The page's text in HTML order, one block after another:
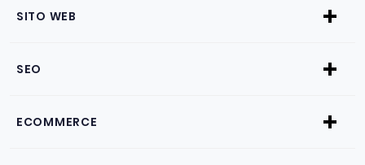
SITO WEB
SEO
ECOMMERCE